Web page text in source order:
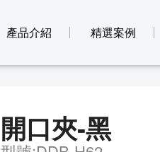
產品介紹 精選案例
開口夾-黑